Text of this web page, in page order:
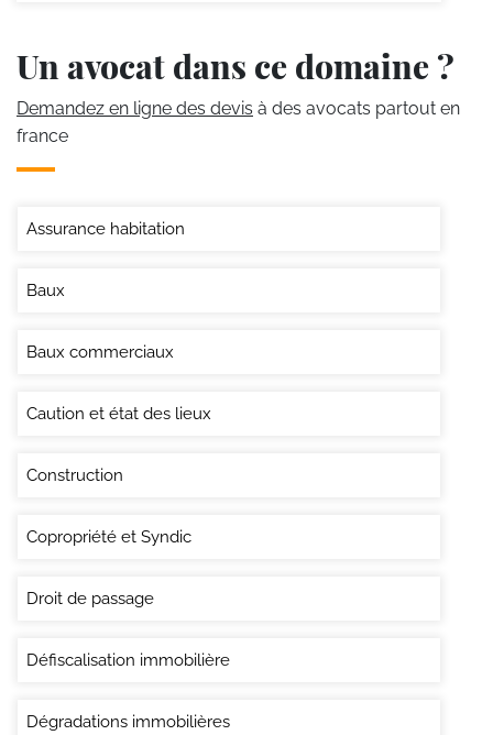
Un avocat dans ce domaine ?
Demandez en ligne des devis à des avocats partout en
france
Assurance habitation
Baux
Baux commerciaux
Caution et état des lieux
Construction
Copropriété et Syndic
Droit de passage
Défiscalisation immobilière
Dégradations immobilières